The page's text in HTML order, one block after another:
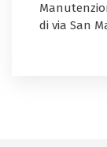
di via San